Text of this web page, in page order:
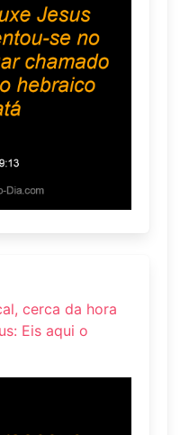
cerca da hora
Eis aqui o